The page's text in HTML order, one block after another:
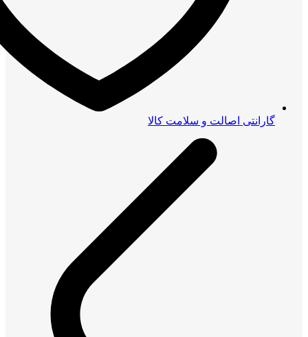
گارانتی اصالت و سلامت کالا